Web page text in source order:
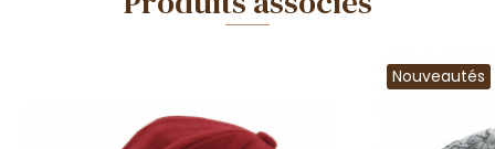
Nouveautés